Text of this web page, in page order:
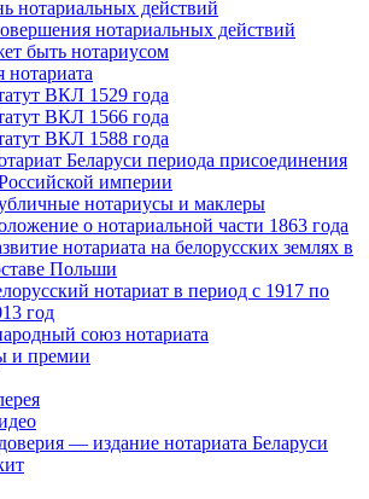
нотариальных действий
нотариальных действий
быть нотариусом
нотариата
ВКЛ 1529 года
ВКЛ 1566 года
ВКЛ 1588 года
Беларуси периода присоединения
империи
нотариусы и маклеры
о нотариальной части 1863 года
нотариата на белорусских землях в
Польши
нотариат в период с 1917 по
год
союз нотариата
и премии
— издание нотариата Беларуси